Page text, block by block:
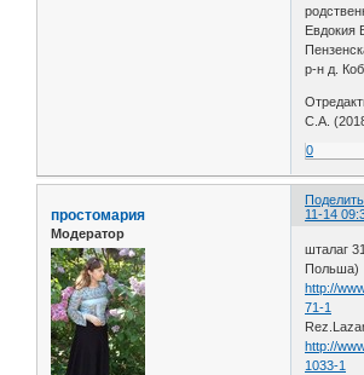
Евдокия
р-н д.
С.А.
0
11-14
простомария
Модератор
шталаг
Польша)
http://
71-1
http://
1033-1